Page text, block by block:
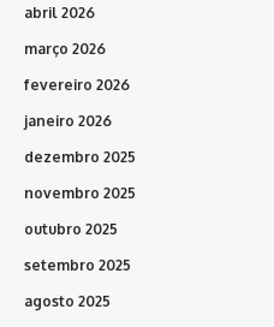
abril 2026
março 2026
fevereiro 2026
janeiro 2026
dezembro 2025
novembro 2025
outubro 2025
setembro 2025
agosto 2025